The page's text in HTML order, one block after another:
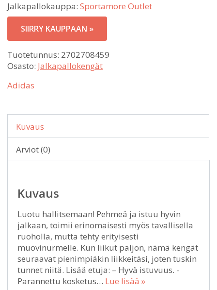
44,90 €.
hinta
on:
26,90 €.
Jalkapallokauppa: Sportamore Outlet
SIIRRY KAUPPAAN »
Tuotetunnus: 2702708459
Osasto: Jalkapallokengät
Adidas
Kuvaus
Arviot (0)
Kuvaus
Luotu hallitsemaan! Pehmeä ja istuu hyvin
jalkaan, toimii erinomaisesti myös tavallisella
ruoholla, mutta tehty erityisesti
muovinurmelle. Kun liikut paljon, nämä kengät
seuraavat pienimpiäkin liikkeitäsi, joten tuskin
tunnet niitä. Lisää etuja: – Hyvä istuvuus. -
Parannettu kosketus… Lue lisää »